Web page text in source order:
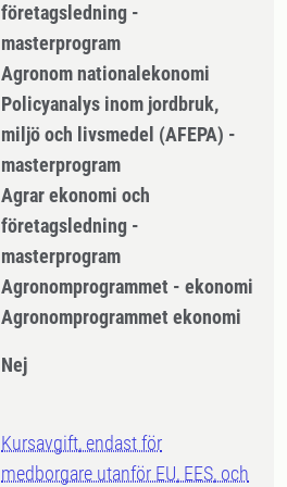
företagsledning -
masterprogram
Agronom nationalekonomi
Policyanalys inom jordbruk,
miljö och livsmedel (AFEPA) -
masterprogram
Agrar ekonomi och
företagsledning -
masterprogram
Agronomprogrammet - ekonomi
Agronomprogrammet ekonomi
Nej
Kursavgift, endast för
medborgare utanför EU, EES, och